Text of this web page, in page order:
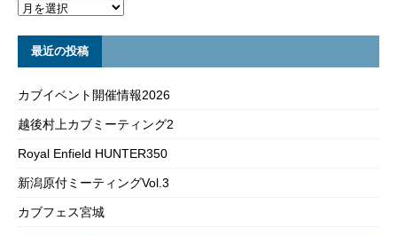
最近の投稿
カブイベント開催情報2026
越後村上カブミーティング2
Royal Enfield HUNTER350
新潟原付ミーティングVol.3
カブフェス宮城